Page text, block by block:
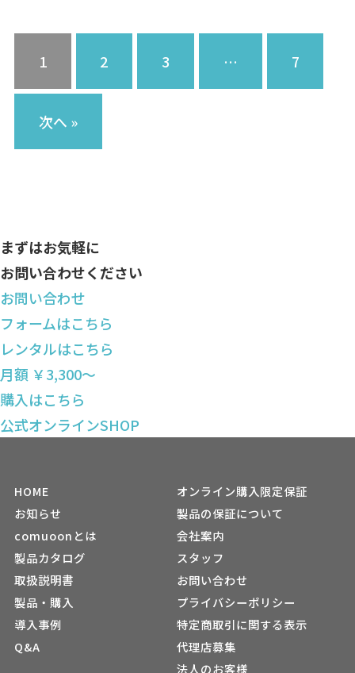
1 2 3 … 7
次へ »
まずはお気軽に
お問い合わせください
お問い合わせ
フォームはこちら
レンタルはこちら
月額 ￥3,300〜
購入はこちら
公式オンラインSHOP
HOME
お知らせ
comuoonとは
製品カタログ
取扱説明書
製品・購入
導入事例
Q&A
オンライン購入限定保証
製品の保証について
会社案内
スタッフ
お問い合わせ
プライバシーポリシー
特定商取引に関する表示
代理店募集
法人のお客様